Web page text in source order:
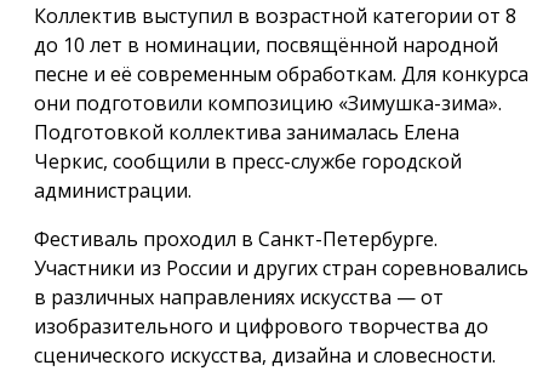
Коллектив выступил в возрастной категории от 8
до 10 лет в номинации, посвящённой народной
песне и её современным обработкам. Для конкурса
они подготовили композицию «Зимушка-зима».
Подготовкой коллектива занималась Елена
Черкис, сообщили в пресс-службе городской
администрации.
Фестиваль проходил в Санкт-Петербурге.
Участники из России и других стран соревновались
в различных направлениях искусства — от
изобразительного и цифрового творчества до
сценического искусства, дизайна и словесности.